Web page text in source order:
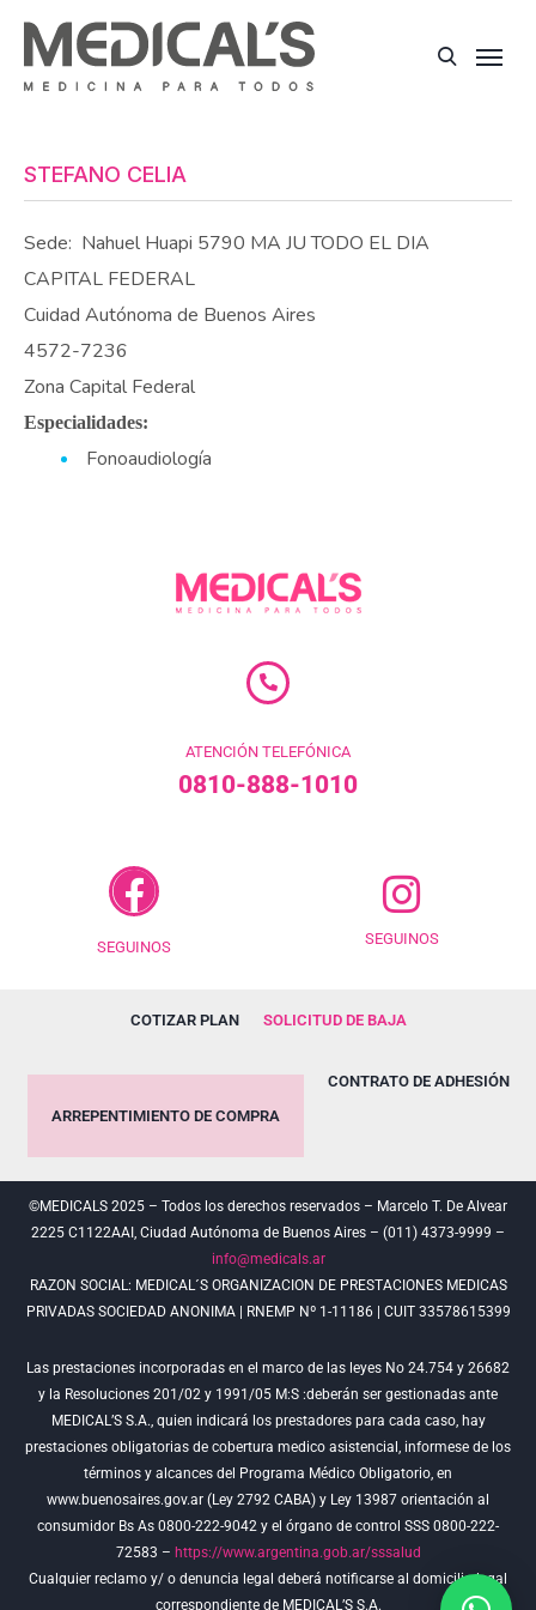
STEFANO CELIA
Sede: Nahuel Huapi 5790 MA JU TODO EL DIA
CAPITAL FEDERAL
Cuidad Autónoma de Buenos Aires
4572-7236
Zona Capital Federal
Especialidades:
Fonoaudiología
ATENCIÓN TELEFÓNICA
0810-888-1010
SEGUINOS SEGUINOS
COTIZAR PLAN SOLICITUD DE BAJA
ARREPENTIMIENTO DE COMPRA
CONTRATO DE ADHESIÓN
©MEDICALS 2025 – Todos los derechos reservados – Marcelo T. De Alvear
2225 C1122AAI, Ciudad Autónoma de Buenos Aires – (011) 4373-9999 –
info@medicals.ar
RAZON SOCIAL: MEDICAL´S ORGANIZACION DE PRESTACIONES MEDICAS
PRIVADAS SOCIEDAD ANONIMA | RNEMP Nº 1-11186 | CUIT 33578615399
Las prestaciones incorporadas en el marco de las leyes No 24.754 y 26682
y la Resoluciones 201/02 y 1991/05 M:S :deberán ser gestionadas ante
MEDICAL’S S.A., quien indicará los prestadores para cada caso, hay
prestaciones obligatorias de cobertura medico asistencial, informese de los
términos y alcances del Programa Médico Obligatorio, en
www.buenosaires.gov.ar (Ley 2792 CABA) y Ley 13987 orientación al
consumidor Bs As 0800-222-9042 y el órgano de control SSS 0800-222-
72583 – https://www.argentina.gob.ar/sssalud
Cualquier reclamo y/ o denuncia legal deberá notificarse al domicilio legal
correspondiente de MEDICAL’S S.A.